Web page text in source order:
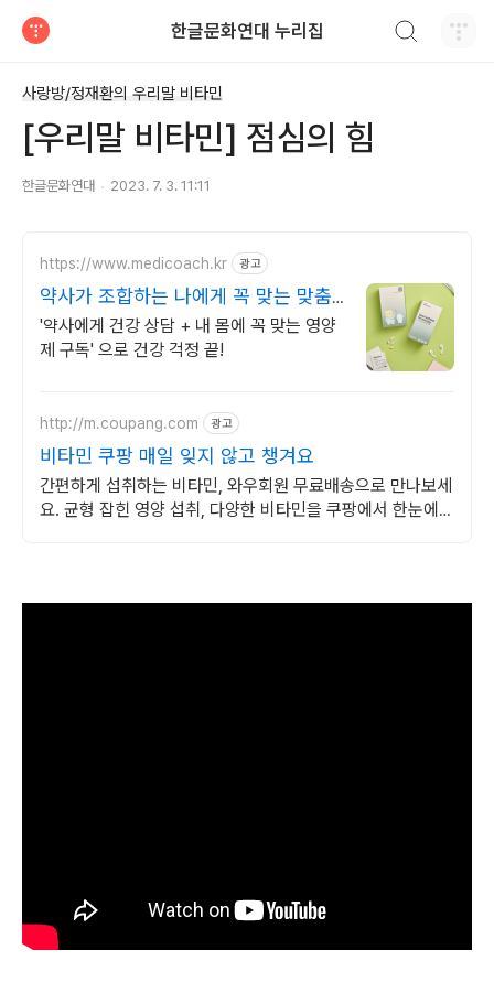
한글문화연대 누리집
사랑방/정재환의 우리말 비타민
[우리말 비타민] 점심의 힘
한글문화연대 2023. 7. 3. 11:11
https://www.medicoach.kr 광고
약사가 조합하는 나에게 꼭 맞는 맞춤
형 영양제.
'약사에게 건강 상담 + 내 몸에 꼭 맞는 영양
제 구독' 으로 건강 걱정 끝!
http://m.coupang.com 광고
비타민 쿠팡 매일 잊지 않고 챙겨요
간편하게 섭취하는 비타민, 와우회원 무료배송으로 만나보세
요. 균형 잡힌 영양 섭취, 다양한 비타민을 쿠팡에서 한눈에